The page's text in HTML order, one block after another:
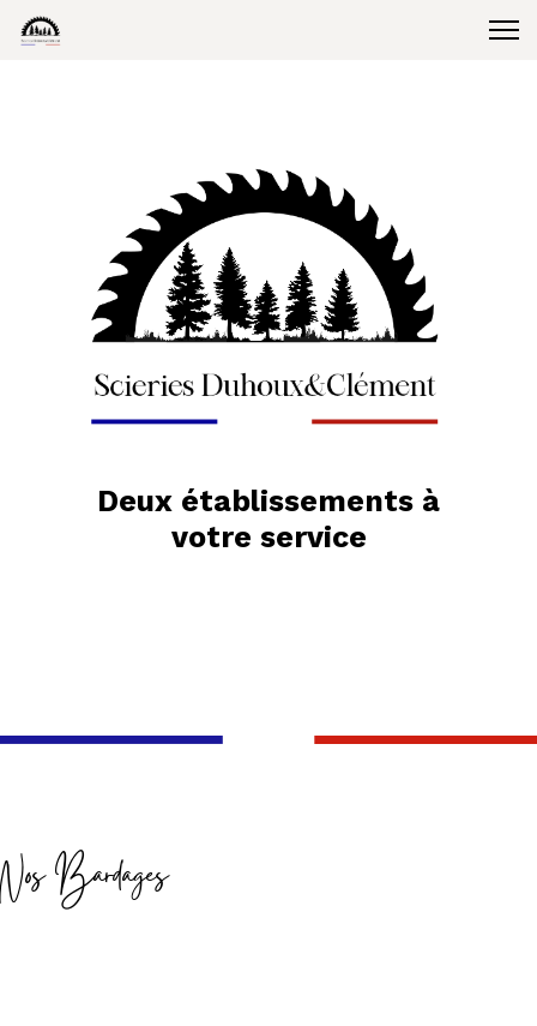
Deux établissements à
votre service
Nos Bardages